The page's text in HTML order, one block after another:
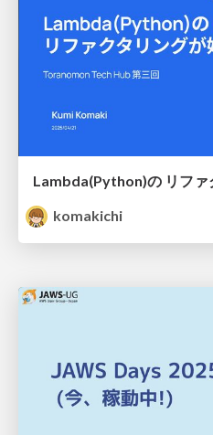
komakichi